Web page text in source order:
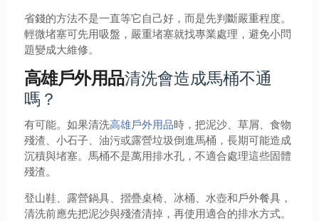
省錢的方法不是一直等它自己好，而是先判斷嚴重程度。
輕微堵塞可先用吸盤，嚴重堵塞就找專業處理，避免小問
題變成大維修。
高雄戶外用品清洗會造成馬桶不通
嗎？
有可能。如果清洗高雄戶外用品時，把泥沙、草屑、食物
殘渣、小石子、油污或露營垃圾倒進馬桶，長期可能造成
沉積與堵塞。馬桶不是萬用排水孔，不適合處理這些固體
殘渣。
登山鞋、露營鍋具、摺疊桌椅、冰桶、水壺和戶外餐具，
清洗前應先把泥沙與殘渣清掉，再使用適合的排水方式。